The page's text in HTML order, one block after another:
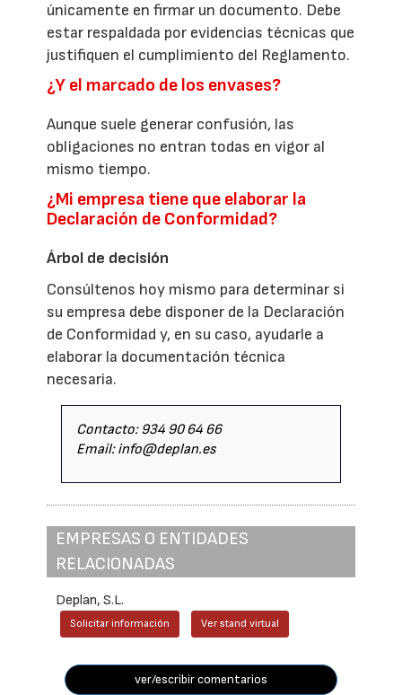
únicamente en firmar un documento. Debe
estar respaldada por evidencias técnicas que
justifiquen el cumplimiento del Reglamento.
¿Y el marcado de los envases?
Aunque suele generar confusión, las
obligaciones no entran todas en vigor al
mismo tiempo.
¿Mi empresa tiene que elaborar la
Declaración de Conformidad?
Árbol de decisión
Consúltenos hoy mismo para determinar si
su empresa debe disponer de la Declaración
de Conformidad y, en su caso, ayudarle a
elaborar la documentación técnica
necesaria.
Contacto: 934 90 64 66
Email: info@deplan.es
EMPRESAS O ENTIDADES
RELACIONADAS
Deplan, S.L.
Solicitar información Ver stand virtual
ver/escribir comentarios